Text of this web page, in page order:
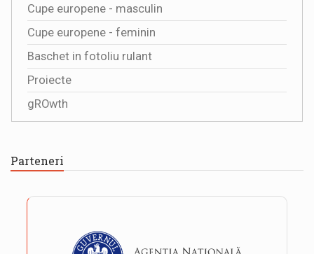
Cupe europene - masculin
Cupe europene - feminin
Baschet in fotoliu rulant
Proiecte
gROwth
Parteneri